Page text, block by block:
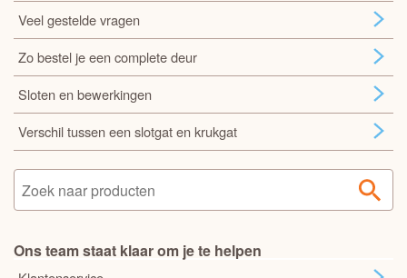
Veel gestelde vragen
Zo bestel je een complete deur
Sloten en bewerkingen
Verschil tussen een slotgat en krukgat
Ons team staat klaar om je te helpen